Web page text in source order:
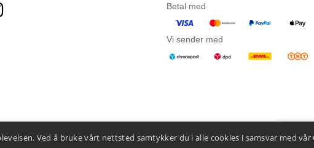
Betal med
Vi sender med
Ved å bruke vårt nettsted samtykker du i alle cookies i samsvar med vår
👋 Hei